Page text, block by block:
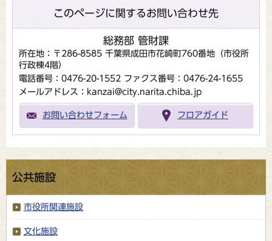
このページに関するお問い合わせ先
総務部 管財課
所在地：〒286-8585 千葉県成田市花崎町760番地（市役所
行政棟4階）
電話番号：0476-20-1552 ファクス番号：0476-24-1655
メールアドレス：kanzai@city.narita.chiba.jp
お問い合わせフォーム フロアガイド
公共施設
市役所関連施設
文化施設